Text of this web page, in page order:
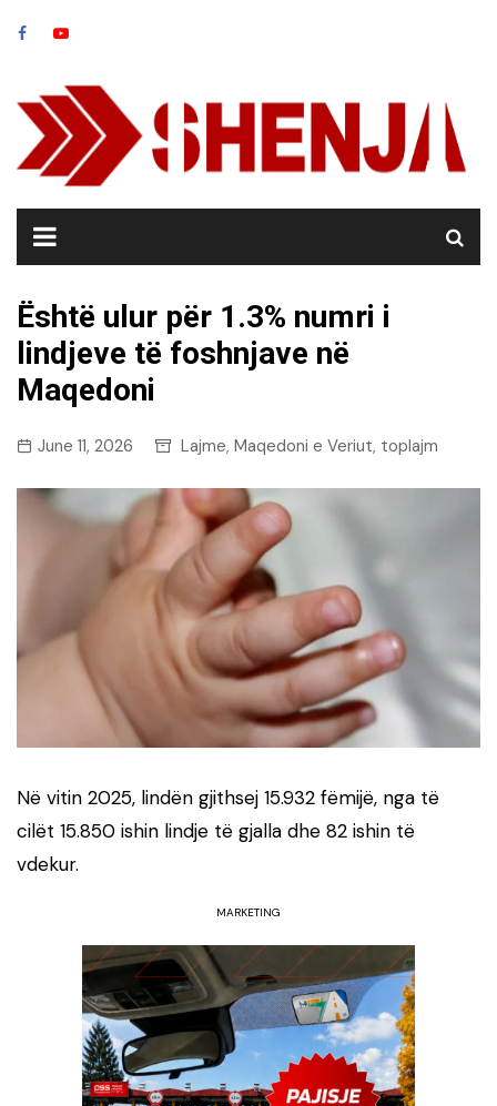
Është ulur për 1.3% numri i
lindjeve të foshnjave në
Maqedoni
June 11, 2026 Lajme, Maqedoni e Veriut, toplajm
Në vitin 2025, lindën gjithsej 15.932 fëmijë, nga të
cilët 15.850 ishin lindje të gjalla dhe 82 ishin të
vdekur.
MARKETING